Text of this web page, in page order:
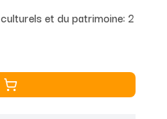
et du patrimoine: 2